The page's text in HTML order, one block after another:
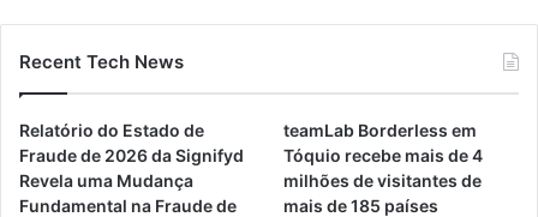
Recent Tech News
Relatório do Estado de
Fraude de 2026 da Signifyd
Revela uma Mudança
Fundamental na Fraude de
teamLab Borderless em
Tóquio recebe mais de 4
milhões de visitantes de
mais de 185 países